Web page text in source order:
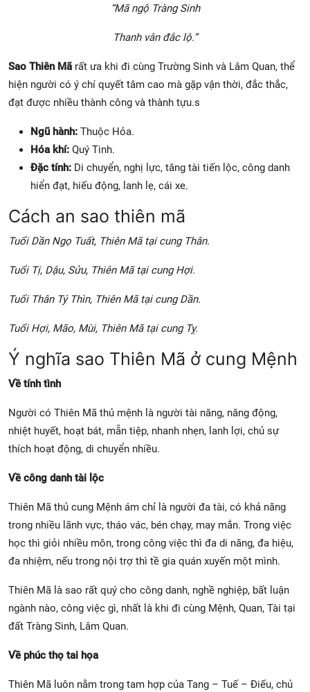
“Mã ngộ Tràng Sinh
Thanh vân đắc lộ.”
Sao Thiên Mã rất ưa khi đi cùng Trường Sinh và Lâm Quan, thể
hiện người có ý chí quyết tâm cao mà gặp vận thời, đắc thắc,
đạt được nhiều thành công và thành tựu.s
Ngũ hành: Thuộc Hỏa.
Hóa khí: Quý Tinh.
Đặc tính: Di chuyển, nghị lực, tăng tài tiến lộc, công danh
hiển đạt, hiếu động, lanh lẹ, cái xe.
Cách an sao thiên mã
Tuổi Dần Ngọ Tuất, Thiên Mã tại cung Thân.
Tuổi Tị, Dậu, Sửu, Thiên Mã tại cung Hợi.
Tuổi Thân Tý Thìn, Thiên Mã tại cung Dần.
Tuổi Hợi, Mão, Mùi, Thiên Mã tại cung Tỵ.
Ý nghĩa sao Thiên Mã ở cung Mệnh
Về tính tình
Người có Thiên Mã thủ mệnh là người tài năng, năng động,
nhiệt huyết, hoạt bát, mẫn tiệp, nhanh nhẹn, lanh lợi, chủ sự
thích hoạt động, di chuyển nhiều.
Về công danh tài lộc
Thiên Mã thủ cung Mệnh ám chỉ là người đa tài, có khả năng
trong nhiều lãnh vực, tháo vác, bén chạy, may mắn. Trong việc
học thì giỏi nhiều môn, trong công việc thì đa di năng, đa hiệu,
đa nhiệm, nếu trong nội trợ thì tề gia quán xuyến một mình.
Thiên Mã là sao rất quý cho công danh, nghề nghiệp, bất luận
ngành nào, công việc gì, nhất là khi đi cùng Mệnh, Quan, Tài tại
đất Tràng Sinh, Lâm Quan.
Về phúc thọ tai họa
Thiên Mã luôn nằm trong tam hợp của Tang – Tuế – Điếu, chủ